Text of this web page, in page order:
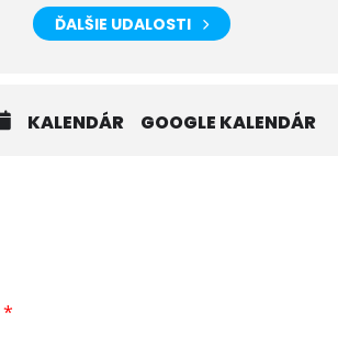
ĎALŠIE UDALOSTI
KALENDÁR GOOGLE KALENDÁR
*